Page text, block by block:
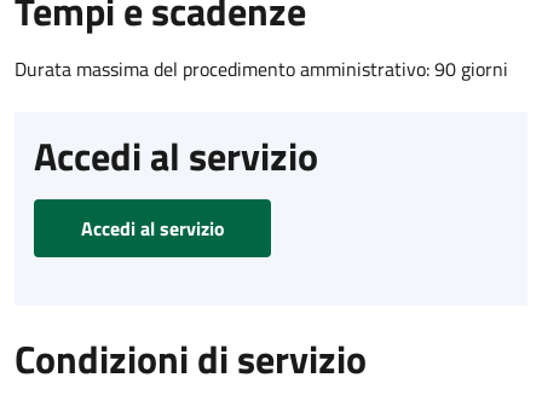
Durata massima del procedimento amministrativo: 90 giorni
Accedi al servizio
Accedi al servizio
Condizioni di servizio